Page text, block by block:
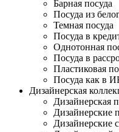
Барная посуда
Посуда из
Темная посуда
Посуда в
Однотонная
Посуда в
Пластиковая
Посуда как в
Дизайнерская
Дизайнерская
Дизайнерские
Дизайнерские